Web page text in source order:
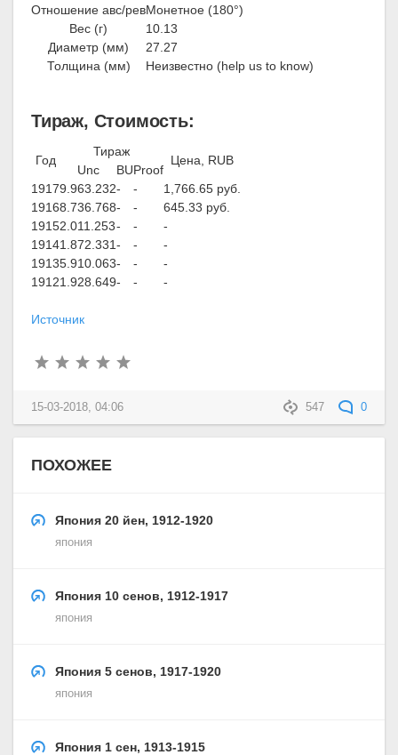
Отношение авс/ревМонетное (180°)
Вес (г)
10.13
Диаметр (мм)
27.27
Толщина (мм)
Неизвестно (help us to know)
Тираж, Стоимость:
Год
Тираж
Цена, RUB
Unc BUProof
19179.963.232- -
1,766.65 руб.
19168.736.768- -
645.33 руб.
19152.011.253- -
-
19141.872.331- -
-
19135.910.063- -
-
19121.928.649- - -
Источник
547 0
15-03-2018, 04:06
ПОХОЖЕЕ
Япония 20 йен, 1912-1920
япония
Япония 10 сенов, 1912-1917
япония
Япония 5 сенов, 1917-1920
япония
Япония 1 сен, 1913-1915